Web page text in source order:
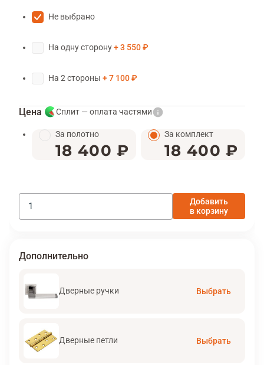
Не выбрано
На одну сторону 3 550 ₽
На 2 стороны 7 100 ₽
Цена Сплит — оплата частями
За полотно
18 400 ₽
За комплект
18 400 ₽
Добавить
в корзину
Дополнительно
Дверные ручки Выбрать
Дверные петли Выбрать